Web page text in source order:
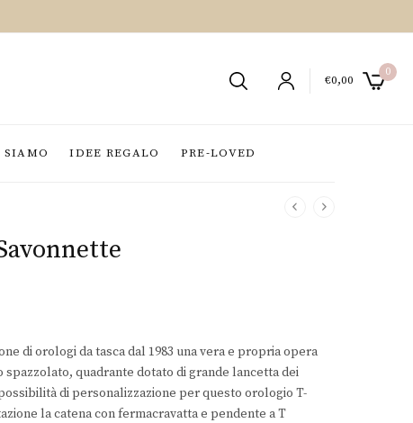
€0,00
0
SIAMO IDEE REGALO PRE-LOVED
di orologi da tasca dal 1983 una vera e propria opera
spazzolato, quadrante dotato di grande lancetta dei
di personalizzazione per questo orologio T-
la catena con fermacravatta e pendente a T